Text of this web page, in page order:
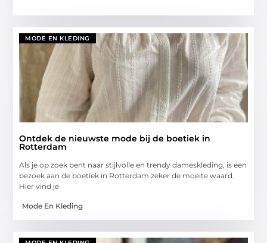
MODE EN KLEDING
Ontdek de nieuwste mode bij de boetiek in
Rotterdam
Als je op zoek bent naar stijlvolle en trendy dameskleding, is een
bezoek aan de boetiek in Rotterdam zeker de moeite waard.
Hier vind je
Mode En Kleding